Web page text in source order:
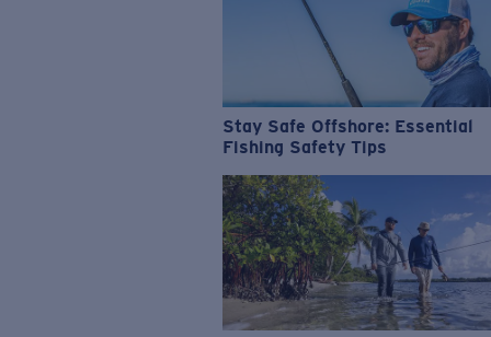
Stay Safe Offshore: Essential
Fishing Safety Tips